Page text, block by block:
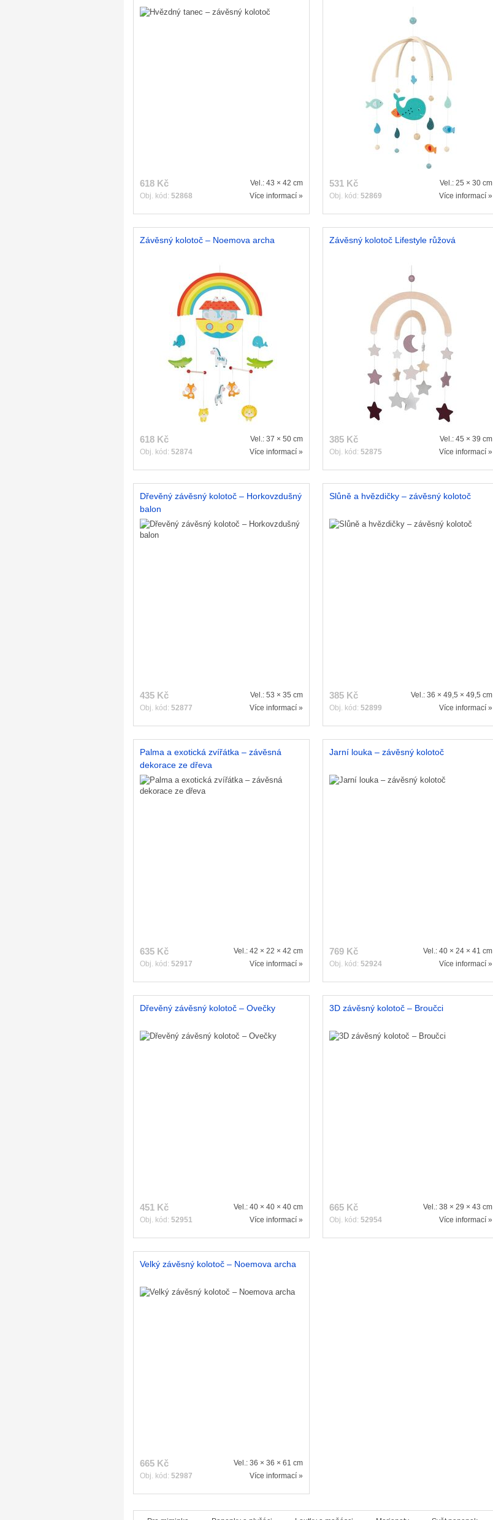
618 Kč
Obj. kód: 52868
Vel.: 43 × 42 cm
Více informací »
531 Kč
Obj. kód: 52869
Vel.: 25 × 30 cm
Více informací »
Závěsný kolotoč – Noemova archa
618 Kč
Obj. kód: 52874
Vel.: 37 × 50 cm
Více informací »
Závěsný kolotoč Lifestyle růžová
385 Kč
Obj. kód: 52875
Vel.: 45 × 39 cm
Více informací »
Dřevěný závěsný kolotoč – Horkovzdušný
balon
435 Kč
Obj. kód: 52877
Vel.: 53 × 35 cm
Více informací »
Slůně a hvězdičky – závěsný kolotoč
385 Kč
Obj. kód: 52899
Vel.: 36 × 49,5 × 49,5 cm
Více informací »
Palma a exotická zvířátka – závěsná
dekorace ze dřeva
635 Kč
Obj. kód: 52917
Vel.: 42 × 22 × 42 cm
Více informací »
Jarní louka – závěsný kolotoč
769 Kč
Obj. kód: 52924
Vel.: 40 × 24 × 41 cm
Více informací »
Dřevěný závěsný kolotoč – Ovečky
451 Kč
Obj. kód: 52951
Vel.: 40 × 40 × 40 cm
Více informací »
3D závěsný kolotoč – Broučci
665 Kč
Obj. kód: 52954
Vel.: 38 × 29 × 43 cm
Více informací »
Velký závěsný kolotoč – Noemova archa
665 Kč
Obj. kód: 52987
Vel.: 36 × 36 × 61 cm
Více informací »